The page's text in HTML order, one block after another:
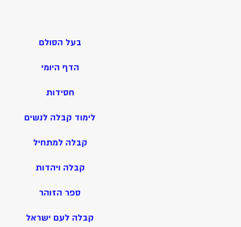
בעל הסולם
הדף היומי
חסידות
לימוד קבלה לנשים
קבלה למתחיל
קבלה ויהדות
ספר הזוהר
קבלה לעם ישראל